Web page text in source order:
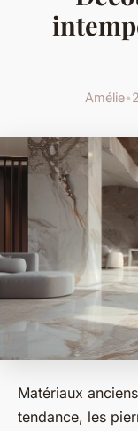
Amélie•
Matériaux
tendance, les